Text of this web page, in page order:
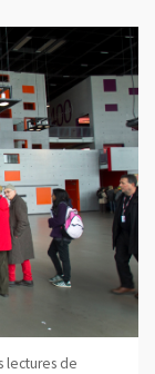
lectures de